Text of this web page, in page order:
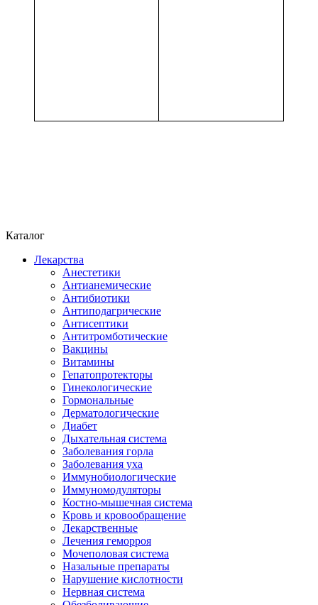
Каталог
Лекарства
Анестетики
Антианемические
Антибиотики
Антиподагрические
Антисептики
Антитромботические
Вакцины
Витамины
Гепатопротекторы
Гинекологические
Гормональные
Дерматологические
Диабет
Дыхательная система
Заболевания горла
Заболевания уха
Иммунобиологические
Иммуномодуляторы
Костно-мышечная система
Кровь и кровообращение
Лекарственные
Лечения геморроя
Мочеполовая система
Назальные препараты
Нарушение кислотности
Нервная система